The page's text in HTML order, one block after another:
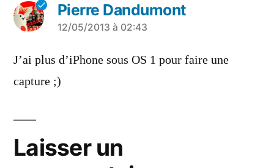
Pierre Dandumont
a
dit :
12/05/2013 à 02:43
J’ai plus d’iPhone sous OS 1 pour faire une
capture ;)
Laisser un